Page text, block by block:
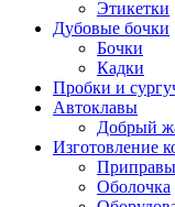
Этикетки
Дубовые бочки
Бочки
Кадки
Пробки и
Автоклавы
Добрый
Изготовление
Приправы
Оболочка